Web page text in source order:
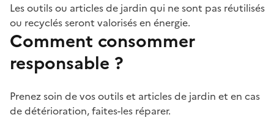
Les outils ou articles de jardin qui ne sont pas réutilisés
ou recyclés seront valorisés en énergie.
Comment consommer
responsable ?
Prenez soin de vos outils et articles de jardin et en cas
de détérioration, faites-les réparer.